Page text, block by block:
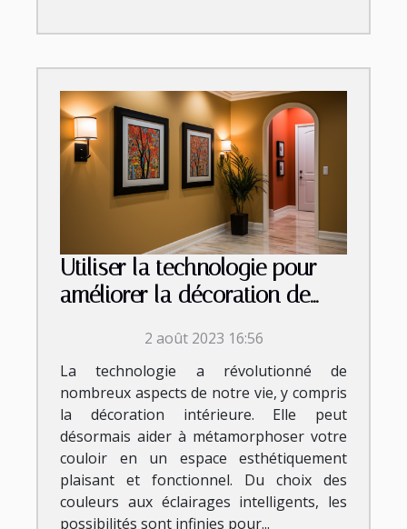
Utiliser la technologie pour
améliorer la décoration de
2 août 2023 16:56
La technologie a révolutionné de
nombreux aspects de notre vie, y compris
la décoration intérieure. Elle peut
désormais aider à métamorphoser votre
couloir en un espace esthétiquement
plaisant et fonctionnel. Du choix des
couleurs aux éclairages intelligents, les
possibilités sont infinies pour...